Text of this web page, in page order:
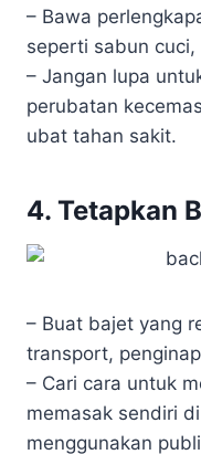
– Bawa
seperti sabun
– Jangan lupa
perubatan
ubat tahan sakit.
4. Tetapkan
– Buat bajet yang
transport,
– Cari cara untuk
memasak sendiri
menggunakan